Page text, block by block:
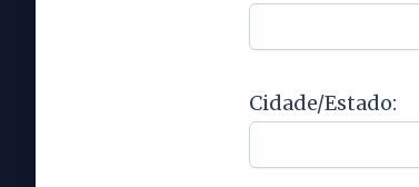
Cidade/Estado: